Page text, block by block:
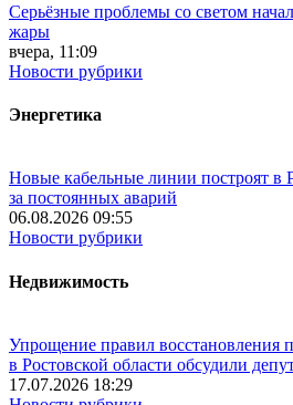
Серьёзные проблемы со светом
жары
вчера, 11:09
Новости рубрики
Энергетика
Новые кабельные линии построят в
за постоянных аварий
06.08.2026 09:55
Новости рубрики
Недвижимость
Упрощение правил восстановления
в Ростовской области обсудили
17.07.2026 18:29